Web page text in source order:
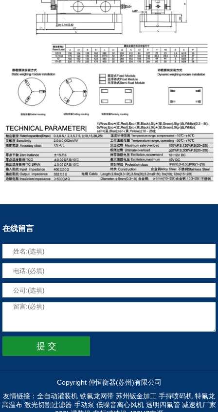
在线留言
Copyright 仲恒衡器(苏州)有限公司
友情链接： 全自动灌装机 铁氟龙网带 苏州钣金加工 手持喷码机 特氟龙
高温布 激光切割过滤器 手动泵 低噪音离心风机 透明四氟管 减速机厂家